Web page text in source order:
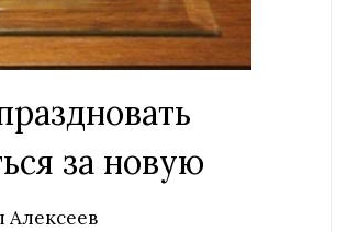
за новую
Алексеев